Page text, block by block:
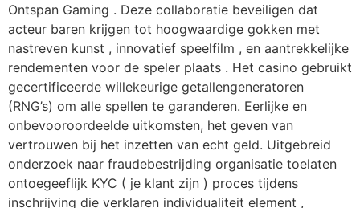
Ontspan Gaming . Deze collaboratie beveiligen dat
acteur baren krijgen tot hoogwaardige gokken met
nastreven kunst , innovatief speelfilm , en aantrekkelijke
rendementen voor de speler plaats . Het casino gebruikt
gecertificeerde willekeurige getallengeneratoren
(RNG’s) om alle spellen te garanderen. Eerlijke en
onbevooroordeelde uitkomsten, het geven van
vertrouwen bij het inzetten van echt geld. Uitgebreid
onderzoek naar fraudebestrijding organisatie toelaten
ontoegeeflijk KYC ( je klant zijn ) proces tijdens
inschrijving die verklaren individualiteit element ,